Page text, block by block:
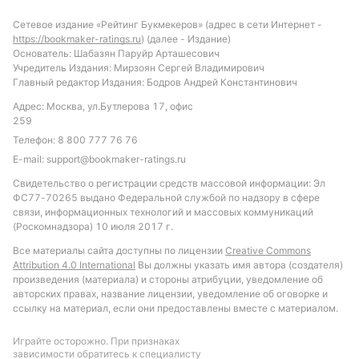
особенно во втором тайме, а также на тотал
ударов в створ команды Петроджет выше 2.5.
Также стоит рассмотреть вариант с небольшим
количеством угловых у Харас Эль Хедуд в первом
тайме, что соответствует предыдущим встречам.
Такой подход позволит учесть специфику
противостояния и особенности игры команд.
Обновлено:
Автор
Михаил Кузнецов
Подписаться
Сетевое издание «Рейтинг Букмекеров» (адрес в сети Интернет -
https://bookmaker-ratings.ru) (далее - Издание)
Основатель: Шабазян Паруйр Арташесович
Учредитель Издания: Мирзоян Сергей Владимирович
Главный редактор Издания: Бодров Андрей Константинович
Адрес: Москва, ул.Бутлерова 17, офис
259
Телефон: 8 800 777 76 76
E-mail: support@bookmaker-ratings.ru
Свидетельство о регистрации средств массовой информации: Эл
ФС77-70265 выдано Федеральной службой по надзору в сфере
связи, информационных технологий и массовых коммуникаций
(Роскомнадзора) 10 июля 2017 г.
Все материалы сайта доступны по лицензии Creative Commons
Attribution 4.0 International Вы должны указать имя автора (создателя)
произведения (материала) и стороны атрибуции, уведомление об
авторских правах, название лицензии, уведомление об оговорке и
ссылку на материал, если они предоставлены вместе с материалом.
Играйте осторожно. При признаках
зависимости обратитесь к специалисту